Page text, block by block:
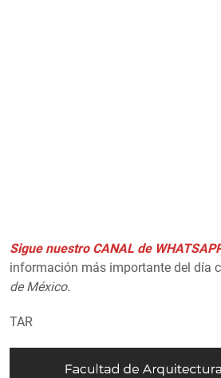
Sigue nuestro CANAL de
información más importante del día
de México.
TAR